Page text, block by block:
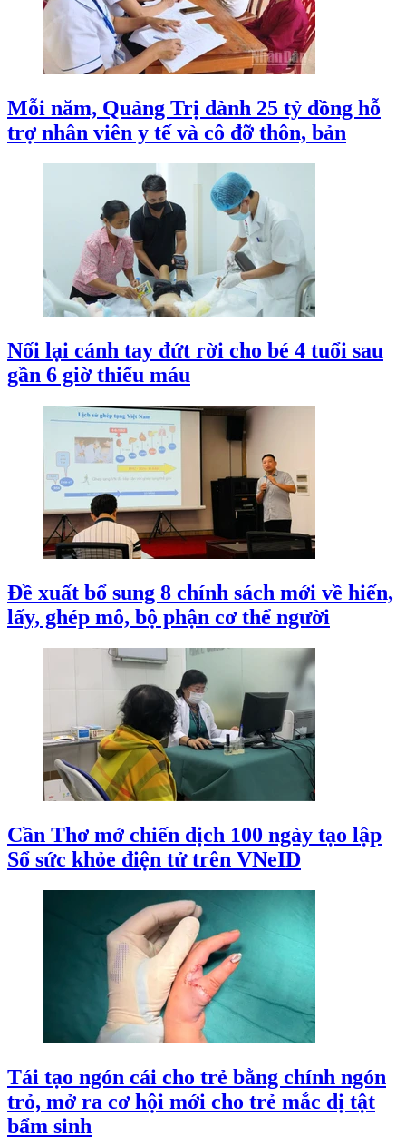
Mỗi năm, Quảng Trị dành 25 tỷ đồng hỗ
trợ nhân viên y tế và cô đỡ thôn, bản
Nối lại cánh tay đứt rời cho bé 4 tuổi sau
gần 6 giờ thiếu máu
Đề xuất bổ sung 8 chính sách mới về hiến,
lấy, ghép mô, bộ phận cơ thể người
Cần Thơ mở chiến dịch 100 ngày tạo lập
Sổ sức khỏe điện tử trên VNeID
Tái tạo ngón cái cho trẻ bằng chính ngón
trỏ, mở ra cơ hội mới cho trẻ mắc dị tật
bẩm sinh